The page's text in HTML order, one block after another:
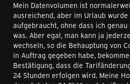
Mein Datenvolumen ist
ausreichend, aber im Urlaub
aufgebraucht, ohne dass ich
was. Aber egal, man kann ja
wechseln, so die Behauptung von
in Auftrag gegeben habe,
Bestätigung, dass die
24 Stunden erfolgen wird. Meine